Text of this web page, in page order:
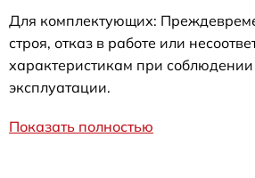
Для комплектующих:
строя, отказ в работе или
характеристикам при соблюдении
эксплуатации.
Показать полностью